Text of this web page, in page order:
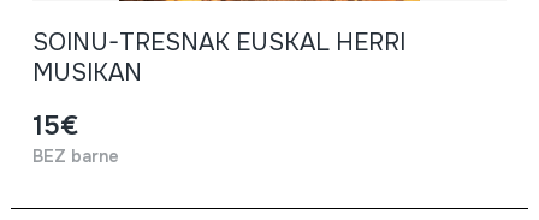
SOINU-TRESNAK EUSKAL HERRI
MUSIKAN
15€
BEZ barne